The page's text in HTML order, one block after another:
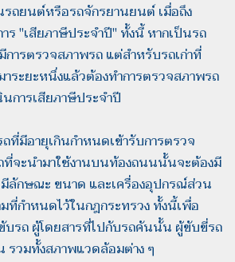
รถยนต์หรือรถจักรยานยนต์ เมื่อถึง
"เสียภาษีประจำปี" ทั้งนี้ หากเป็นรถ
การตรวจสภาพรถ แต่สำหรับรถเก่าที่
าระยะหนึ่งแล้วต้องทำการตรวจสภาพรถ
การเสียภาษีประจำปี
ที่มีอายุเกินกำหนดเข้ารับการตรวจ
ที่จะนำมาใช้งานบนท้องถนนนั้นจะต้องมี
ลักษณะ ขนาด และเครื่องอุปกรณ์ส่วน
ที่กำหนดไว้ในกฎกระทรวง ทั้งนี้เพื่อ
รถ ผู้โดยสารที่ไปกับรถคันนั้น ผู้ขับขี่รถ
วมทั้งสภาพแวดล้อมต่าง ๆ